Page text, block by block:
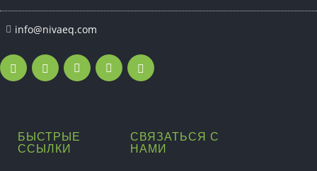
info@nivaeq.com
БЫСТРЫЕ
ССЫЛКИ
СВЯЗАТЬСЯ С
НАМИ